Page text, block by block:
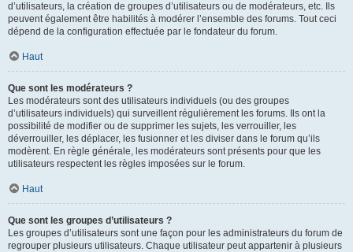
d’utilisateurs, la création de groupes d’utilisateurs ou de modérateurs, etc. Ils
peuvent également être habilités à modérer l’ensemble des forums. Tout ceci
dépend de la configuration effectuée par le fondateur du forum.
Haut
Que sont les modérateurs ?
Les modérateurs sont des utilisateurs individuels (ou des groupes
d’utilisateurs individuels) qui surveillent régulièrement les forums. Ils ont la
possibilité de modifier ou de supprimer les sujets, les verrouiller, les
déverrouiller, les déplacer, les fusionner et les diviser dans le forum qu’ils
modèrent. En règle générale, les modérateurs sont présents pour que les
utilisateurs respectent les règles imposées sur le forum.
Haut
Que sont les groupes d’utilisateurs ?
Les groupes d’utilisateurs sont une façon pour les administrateurs du forum de
regrouper plusieurs utilisateurs. Chaque utilisateur peut appartenir à plusieurs